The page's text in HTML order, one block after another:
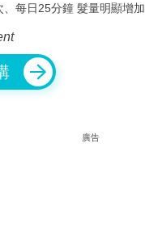
、每日25分鐘 髮量明顯增加
廣告